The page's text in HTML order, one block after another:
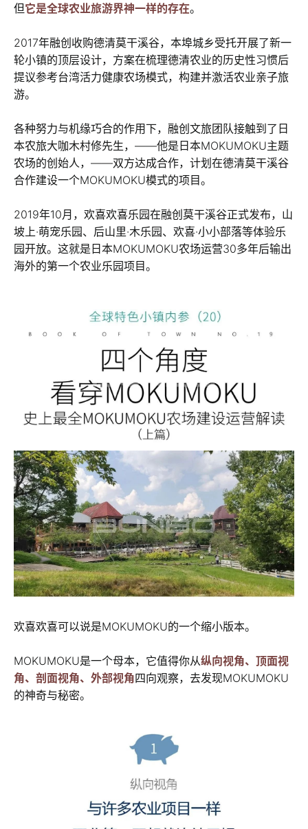
但它是全球农业旅游界神一样的存在。
2017年融创收购德清莫干溪谷，本埠城乡受托开展了新一
轮小镇的顶层设计，方案在梳理德清农业的历史性习惯后
提议参考台湾活力健康农场模式，构建并激活农业亲子旅
游。
各种努力与机缘巧合的作用下，融创文旅团队接触到了日
本农旅大咖木村修先生，——他是日本MOKUMOKU主题
农场的创始人，——双方达成合作，计划在德清莫干溪谷
合作建设一个MOKUMOKU模式的项目。
2019年10月，欢喜欢喜乐园在融创莫干溪谷正式发布，山
坡上·萌宠乐园、后山里·木乐园、欢喜·小小部落等体验乐
园开放。这就是日本MOKUMOKU农场运营30多年后输出
海外的第一个农业乐园项目。
欢喜欢喜可以说是MOKUMOKU的一个缩小版本。
MOKUMOKU是一个母本，它值得你从纵向视角、顶面视
角、剖面视角、外部视角四向观察，去发现MOKUMOKU
的神奇与秘密。